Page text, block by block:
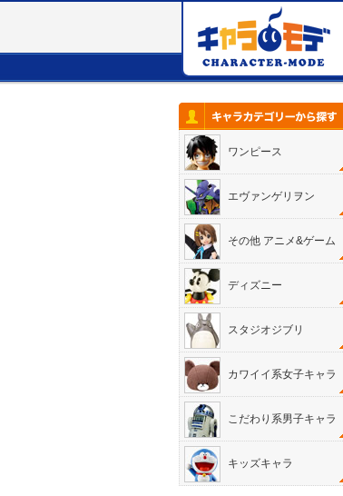
ワンピース
エヴァンゲリヲン
その他 アニメ&ゲーム
ディズニー
スタジオジブリ
カワイイ系女子キャラ
こだわり系男子キャラ
キッズキャラ